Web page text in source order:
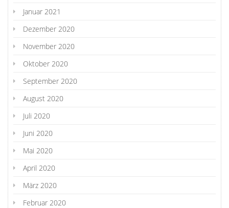
Januar 2021
Dezember 2020
November 2020
Oktober 2020
September 2020
August 2020
Juli 2020
Juni 2020
Mai 2020
April 2020
März 2020
Februar 2020